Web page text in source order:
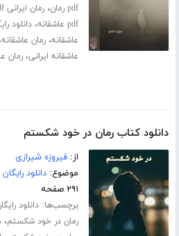
pdf رمان
،رمان ایرانی pdf
pdf عاشقانه ،دانلود
عاشقانه،رمان عاشقانه
عاشقانه ایرانی،رمان
دانلود کتاب رمان در خود شکستم
از:فیروزه شیرازی
موضوع:دانلود
۲۹۱ صفحه
برچسب‌ها:دانلود
رمان در خود شکستم،